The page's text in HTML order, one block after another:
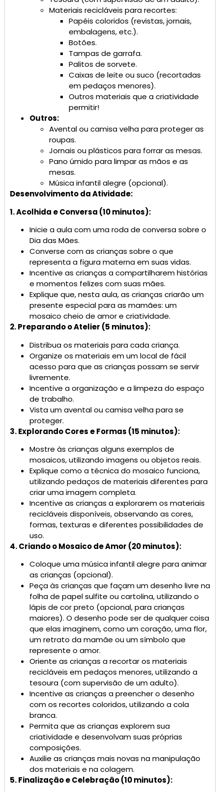
Materiais recicláveis ​​para recortes:
Papéis coloridos (revistas, jornais,
embalagens, etc.).
Botões.
Tampas de garrafa.
Palitos de sorvete.
Caixas de leite ou suco (recortadas
em pedaços menores).
Outros materiais que a criatividade
permitir!
Outros:
Avental ou camisa velha para proteger as
roupas.
Jornais ou plásticos para forrar as mesas.
Pano úmido para limpar as mãos e as
mesas.
Música infantil alegre (opcional).
Desenvolvimento da Atividade:
1. Acolhida e Conversa (10 minutos):
Inicie a aula com uma roda de conversa sobre o
Dia das Mães.
Converse com as crianças sobre o que
representa a figura materna em suas vidas.
Incentive as crianças a compartilharem histórias
e momentos felizes com suas mães.
Explique que, nesta aula, as crianças criarão um
presente especial para as mamães: um
mosaico cheio de amor e criatividade.
2. Preparando o Atelier (5 minutos):
Distribua os materiais para cada criança.
Organize os materiais em um local de fácil
acesso para que as crianças possam se servir
livremente.
Incentive a organização e a limpeza do espaço
de trabalho.
Vista um avental ou camisa velha para se
proteger.
3. Explorando Cores e Formas (15 minutos):
Mostre às crianças alguns exemplos de
mosaicos, utilizando imagens ou objetos reais.
Explique como a técnica do mosaico funciona,
utilizando pedaços de materiais diferentes para
criar uma imagem completa.
Incentive as crianças a explorarem os materiais
recicláveis ​​disponíveis, observando as cores,
formas, texturas e diferentes possibilidades de
uso.
4. Criando o Mosaico de Amor (20 minutos):
Coloque uma música infantil alegre para animar
as crianças (opcional).
Peça às crianças que façam um desenho livre na
folha de papel sulfite ou cartolina, utilizando o
lápis de cor preto (opcional, para crianças
maiores). O desenho pode ser de qualquer coisa
que elas imaginem, como um coração, uma flor,
um retrato da mamãe ou um símbolo que
represente o amor.
Oriente as crianças a recortar os materiais
recicláveis ​​em pedaços menores, utilizando a
tesoura (com supervisão de um adulto).
Incentive as crianças a preencher o desenho
com os recortes coloridos, utilizando a cola
branca.
Permita que as crianças explorem sua
criatividade e desenvolvam suas próprias
composições.
Auxilie as crianças mais novas na manipulação
dos materiais e na colagem.
5. Finalização e Celebração (10 minutos):